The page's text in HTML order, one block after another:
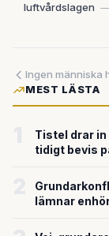
luftvårdslagen —
MEST LÄSTA
Tistel drar
tidigt bevis
lämnar